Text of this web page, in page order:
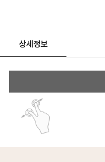
상세정보